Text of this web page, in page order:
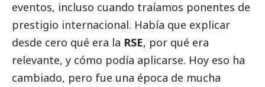
eventos, incluso cuando traíamos ponentes de
prestigio internacional. Había que explicar
desde cero qué era la RSE, por qué era
relevante, y cómo podía aplicarse. Hoy eso ha
cambiado, pero fue una época de mucha